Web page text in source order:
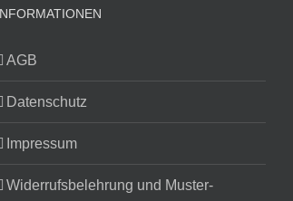
AGB
Datenschutz
Impressum
Widerrufsbelehrung und Muster-